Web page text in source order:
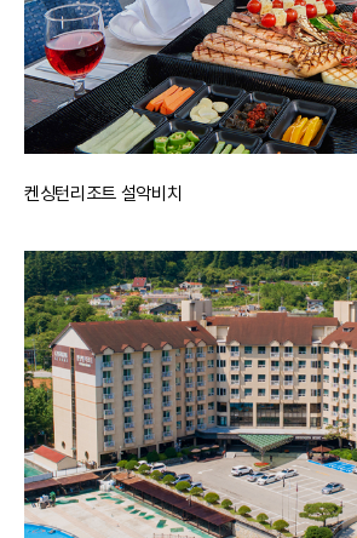
켄싱턴리조트 설악비치